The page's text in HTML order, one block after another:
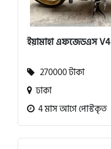
ইয়ামাহা এফজেডএস V4
270000 টাকা
ঢাকা
4 মাস আগে পোস্টকৃত